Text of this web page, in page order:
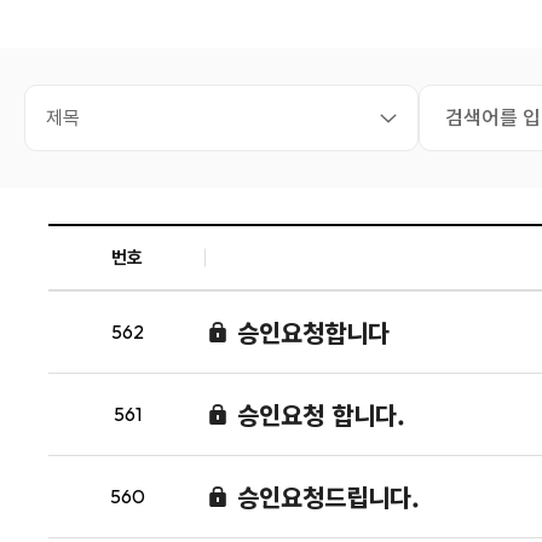
번호
562 승인요청합니다
561 승인요청 합니다.
560 승인요청드립니다.